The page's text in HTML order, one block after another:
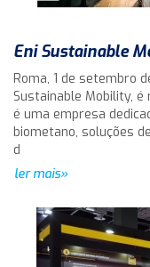
Eni Sustainable
Roma, 1 de setembro
Sustainable Mobility, é
é uma empresa
biometano, soluções
d
ler mais»